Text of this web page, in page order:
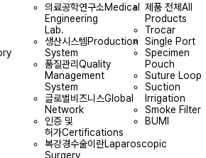
의료공학연구소Medical
Engineering
Lab.
생산시스템Production
System
품질관리Quality
Management
System
글로벌비즈니스Global
Network
인증 및
허가Certifications
복강경수술이란Laparoscopic
Surgery
제품 전체All
Products
Trocar
Single Port
Specimen
Pouch
Suture Loop
Suction
Irrigation
Smoke Filter
BUMI